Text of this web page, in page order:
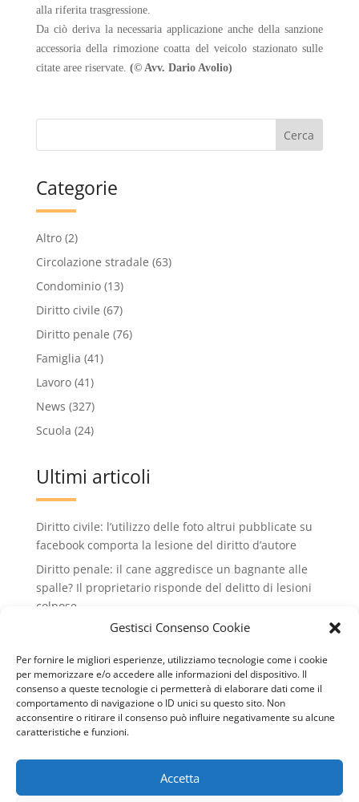
Gestisci Consenso Cookie
Per fornire le migliori esperienze, utilizziamo tecnologie come i cookie
per memorizzare e/o accedere alle informazioni del dispositivo. Il
consenso a queste tecnologie ci permetterà di elaborare dati come il
comportamento di navigazione o ID unici su questo sito. Non
acconsentire o ritirare il consenso può influire negativamente su alcune
caratteristiche e funzioni.
Accetta
alla riferita trasgressione.
Da ciò deriva la necessaria applicazione anche della sanzione
accessoria della rimozione coatta del veicolo stazionato sulle
citate aree riservate. (© Avv. Dario Avolio)
Categorie
Altro(2)
Circolazione stradale (63)
Condominio(13)
Diritto civile (67)
Diritto penale (76)
Famiglia (41)
Lavoro(41)
News (327)
Scuola (24)
Ultimi articoli
Diritto civile: l’utilizzo delle foto altrui pubblicate su
facebook comporta la lesione del diritto d’autore
Diritto penale: il cane aggredisce un bagnante alle
spalle? Il proprietario risponde del delitto di lesioni
colpose.
Condominio: no all'installazione di condizionatori
Lavoro: valido il licenziamento intimato via wathsApp
Diritto civile: il conduttore può recedere dal contratto
di locazione se il cane del vicino abbaia
continuamente